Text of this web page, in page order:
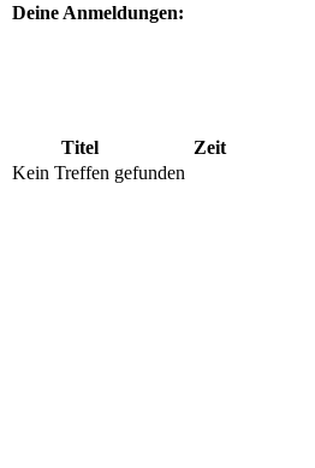
Deine Anmeldungen:
Titel Zeit
Kein Treffen gefunden